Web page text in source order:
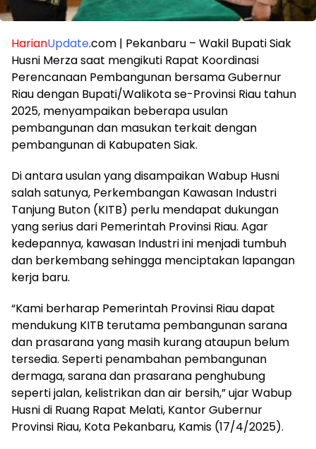
HarianUpdate.com | Pekanbaru – Wakil Bupati Siak
Husni Merza saat mengikuti Rapat Koordinasi
Perencanaan Pembangunan bersama Gubernur
Riau dengan Bupati/Walikota se-Provinsi Riau tahun
2025, menyampaikan beberapa usulan
pembangunan dan masukan terkait dengan
pembangunan di Kabupaten Siak.
Di antara usulan yang disampaikan Wabup Husni
salah satunya, Perkembangan Kawasan Industri
Tanjung Buton (KITB) perlu mendapat dukungan
yang serius dari Pemerintah Provinsi Riau. Agar
kedepannya, kawasan Industri ini menjadi tumbuh
dan berkembang sehingga menciptakan lapangan
kerja baru.
“Kami berharap Pemerintah Provinsi Riau dapat
mendukung KITB terutama pembangunan sarana
dan prasarana yang masih kurang ataupun belum
tersedia. Seperti penambahan pembangunan
dermaga, sarana dan prasarana penghubung
seperti jalan, kelistrikan dan air bersih,” ujar Wabup
Husni di Ruang Rapat Melati, Kantor Gubernur
Provinsi Riau, Kota Pekanbaru, Kamis (17/4/2025).